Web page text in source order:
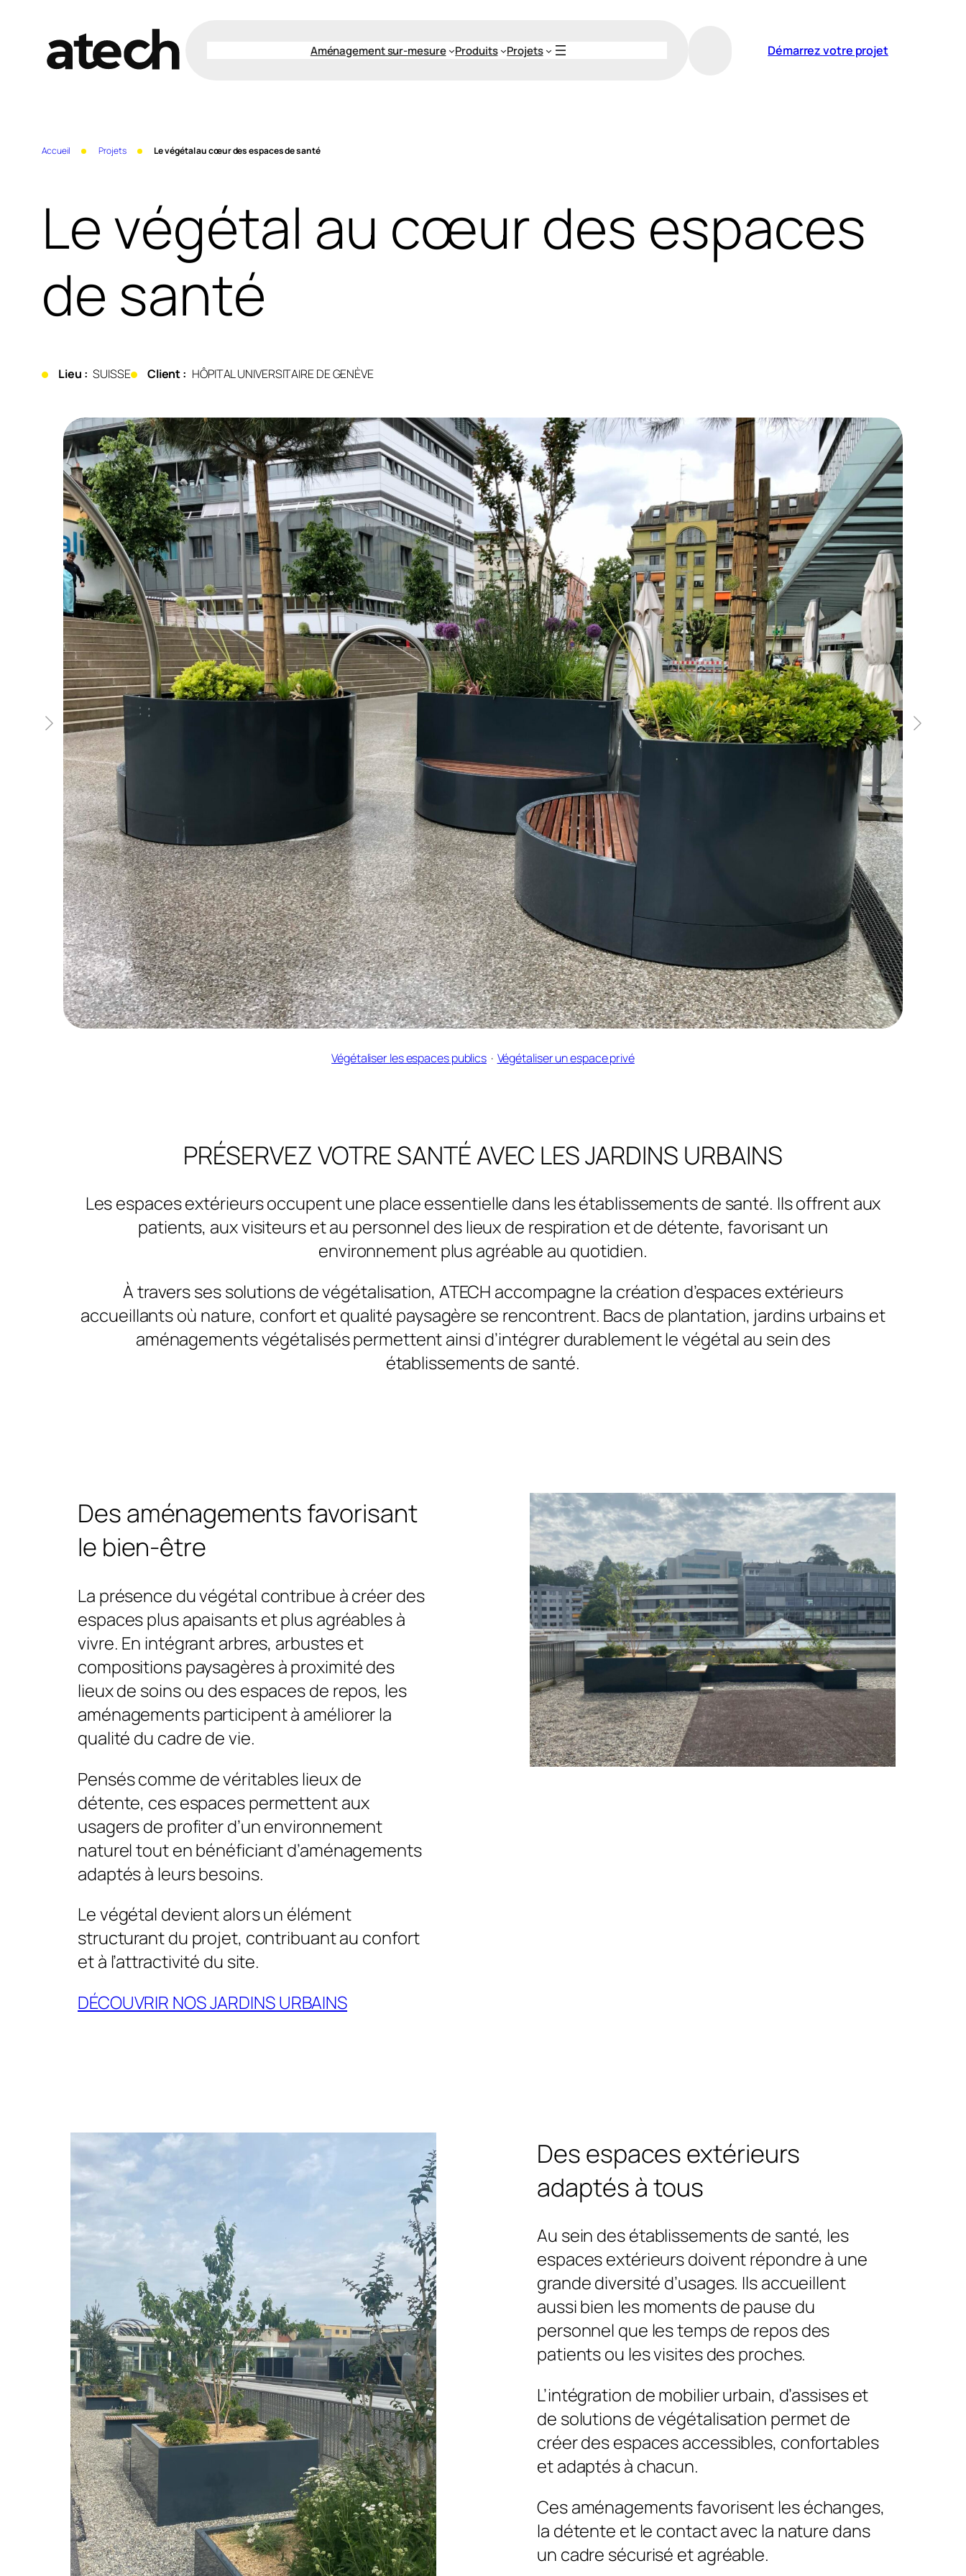
contenu
Aménagement sur-mesure Produits Projets Démarrez votre projet
Accueil Projets Le végétal au cœur des espaces de santé
Le végétal au cœur des espaces
de santé
Lieu : SUISSE Client : HÔPITAL UNIVERSITAIRE DE GENÈVE
Végétaliser les espaces publics
  ·
Végétaliser un espace privé
PRÉSERVEZ VOTRE SANTÉ AVEC LES JARDINS URBAINS
Les espaces extérieurs occupent une place essentielle dans les établissements de santé. Ils offrent aux
patients, aux visiteurs et au personnel des lieux de respiration et de détente, favorisant un
environnement plus agréable au quotidien.
À travers ses solutions de végétalisation, ATECH accompagne la création d’espaces extérieurs
accueillants où nature, confort et qualité paysagère se rencontrent. Bacs de plantation, jardins urbains et
aménagements végétalisés permettent ainsi d’intégrer durablement le végétal au sein des
établissements de santé.
Des aménagements favorisant
le bien-être
La présence du végétal contribue à créer des
espaces plus apaisants et plus agréables à
vivre. En intégrant arbres, arbustes et
compositions paysagères à proximité des
lieux de soins ou des espaces de repos, les
aménagements participent à améliorer la
qualité du cadre de vie.
Pensés comme de véritables lieux de
détente, ces espaces permettent aux
usagers de profiter d’un environnement
naturel tout en bénéficiant d’aménagements
adaptés à leurs besoins.
Le végétal devient alors un élément
structurant du projet, contribuant au confort
et à l’attractivité du site.
DÉCOUVRIR NOS JARDINS URBAINS
Des espaces extérieurs
adaptés à tous
Au sein des établissements de santé, les
espaces extérieurs doivent répondre à une
grande diversité d’usages. Ils accueillent
aussi bien les moments de pause du
personnel que les temps de repos des
patients ou les visites des proches.
L’intégration de mobilier urbain, d’assises et
de solutions de végétalisation permet de
créer des espaces accessibles, confortables
et adaptés à chacun.
Ces aménagements favorisent les échanges,
la détente et le contact avec la nature dans
un cadre sécurisé et agréable.